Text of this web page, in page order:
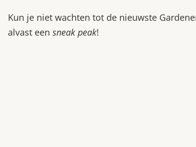
Kun je niet wachten tot de nieuwste
alvast een sneak peak!